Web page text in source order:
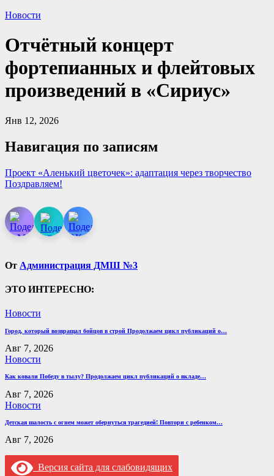
Новости
Отчётный концерт
фортепианных и флейтовых
произведений в «Сириус»
Янв 12, 2026
Навигация по записям
Проект «Аленький цветочек»: адаптация через творчество
Поздравляем!
От Администрация ДМШ №3
ЭТО ИНТЕРЕСНО:
Новости
Город, который возвращал бойцов в строй Продолжаем цикл публикаций о…
Авг 7, 2026
Новости
Как ковали Победу в тылу? Продолжаем цикл публикаций о вкладе…
Авг 7, 2026
Новости
Детская шалость с огнем может обернуться трагедией! Повтори с ребенком…
Авг 7, 2026
Версия сайта для слабовидящих